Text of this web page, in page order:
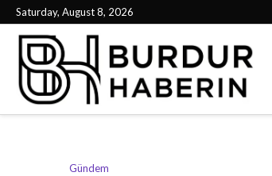
Saturday, August 8, 2026
Gündem